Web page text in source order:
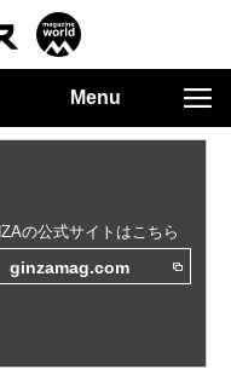
Menu
の公式サイトはこちら
ginzamag.com